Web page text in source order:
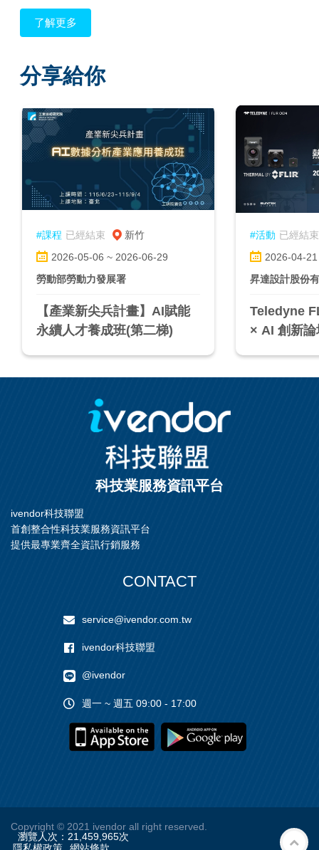
了解更多
分享給你
#課程 已經結束
新竹
2026-05-06 ~ 2026-06-29
勞動部勞動力發展署
【產業新尖兵計畫】AI賦能
永續人才養成班(第二梯)
#活動 已經結束
2026-04-21
昇達設計股份
Teledyne
× AI 創新論
科技業服務資訊平台
ivendor科技聯盟
首創整合性科技業服務資訊平台
提供最專業齊全資訊行銷服務
CONTACT
service@ivendor.com.tw
ivendor科技聯盟
@ivendor
週一 ~ 週五 09:00 - 17:00
Copyright © 2021 ivendor all right reserved.
瀏覽人次： 21,459,965次
隱私權政策
網站條款